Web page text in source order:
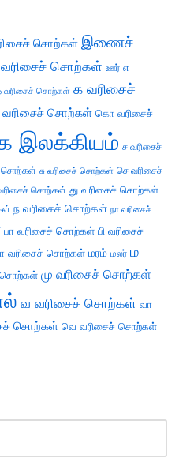
சொற்கள் இணைச்
வரிசைச் சொற்கள் ஊர் எ
வரிசைச் சொற்கள் க வரிசைச்
வரிசைச் சொற்கள் கொ வரிசைச்
இலக்கியம் ச வரிசைச்
சொற்கள் சு வரிசைச் சொற்கள் செ வரிசைச்
சொற்கள் து வரிசைச் சொற்கள்
ந வரிசைச் சொற்கள் நா வரிசைச்
பா வரிசைச் சொற்கள் பி வரிசைச்
வரிசைச் சொற்கள் மரம் மலர் ம
சொற்கள் மு வரிசைச் சொற்கள்
வ வரிசைச் சொற்கள் வா
சொற்கள் வெ வரிசைச் சொற்கள்